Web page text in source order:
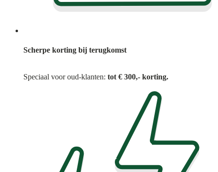
Scherpe korting bij terugkomst
Speciaal voor oud-klanten: tot € 300,- korting.